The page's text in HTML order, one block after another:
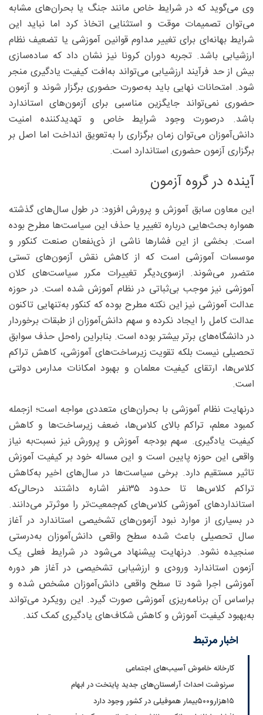
وی می‌گوید که در شرایط خاص مانند جنگ یا بحران‌های مشابه
می‌توان تصمیمات موقت و استثنایی اتخاذ کرد اما نباید این
شرایط بهانه‌ای برای تغییر مداوم قوانین آموزشی یا تضعیف نظام
ارزشیابی باشد. تجربه دوران کرونا نیز نشان داد که ساده‌سازی
بیش از حد فرآیند ارزشیابی می‌تواند به‌افت کیفیت یادگیری منجر
شود. امتحانات نهایی باید به‌صورت حضوری برگزار شوند و آزمون
حضوری نمی‌تواند جایگزین مناسبی برای آزمون‌های استاندارد
باشد. درصورت وجود شرایط خاص و تهدیدکننده امنیت
دانش‌آموزان می‌توان زمان برگزاری را به‌تعویق انداخت اما اصل بر
برگزاری آزمون حضوری استاندارد است.
آینده در گروه آزمون
این معاون سابق آموزش و پرورش افزود: در طول سال‌های گذشته
همواره بحث‌هایی درباره تغییر یا حذف این سیاست‌ها مطرح بوده
است. بخشی از این فشارها ناشی از ذی‌نفعان صنعت کنکور و
موسسات آموزشی است که از کاهش نقش آزمون‌های تستی
متضرر می‌شوند. ازسوی‌دیگر تغییرات مکرر سیاست‌های کلان
آموزشی نیز موجب بی‌ثباتی در نظام آموزش شده است. در حوزه
عدالت آموزشی نیز این نکته مطرح بوده که کنکور به‌تنهایی تاکنون
عدالت کامل را ایجاد نکرده و سهم دانش‌آموزان از طبقات برخوردار
در دانشگاه‌های برتر بیشتر بوده است. بنابراین راه‌حل حذف سوابق
تحصیلی نیست بلکه تقویت زیرساخت‌های آموزشی، کاهش تراکم
کلاس‌ها، ارتقای کیفیت معلمان و بهبود امکانات مدارس دولتی
است.
درنهایت نظام آموزشی با بحران‌های متعددی مواجه است؛ ازجمله
کمبود معلم، تراکم بالای کلاس‌ها، ضعف زیرساخت‌ها و کاهش
کیفیت یادگیری. سهم بودجه آموزش و پرورش نیز نسبت‌به ‌نیاز
واقعی این حوزه پایین است و این مساله خود بر کیفیت آموزش
تاثیر مستقیم دارد. برخی سیاست‌ها در سال‌های اخیر به‌کاهش
تراکم کلاس‌ها تا حدود ۳۵‌نفر اشاره داشتند درحالی‌که
استانداردهای آموزشی کلاس‌های کم‌جمعیت‌تر را موثرتر می‌دانند.
در بسیاری از موارد نبود آزمون‌های تشخیصی استاندارد در آغاز
سال تحصیلی باعث شده سطح واقعی دانش‌آموزان به‌درستی
سنجیده نشود. درنهایت پیشنهاد می‌شود در شرایط فعلی یک
آزمون استاندارد ورودی و ارزشیابی تشخیصی در آغاز هر دوره
آموزشی اجرا شود تا سطح واقعی دانش‌آموزان مشخص شده و
براساس آن برنامه‌ریزی آموزشی صورت گیرد. این رویکرد می‌تواند
به‌بهبود کیفیت آموزش و کاهش شکاف‌های یادگیری کمک کند.
اخبار مرتبط
کارخانه خاموش آسیب‌های اجتماعی
سرنوشت احداث آرامستان‌های جدید پایتخت در ابهام
۱۵هزارو۵۰۰بیمار هموفیلی در کشور وجود دارد